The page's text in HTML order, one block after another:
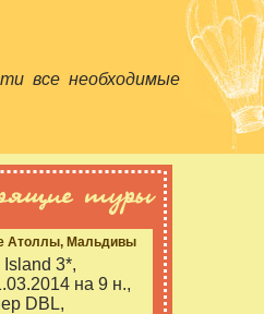
все необходимые
Атоллы, Мальдивы
Island 3*,
на 9 н.,
DBL,